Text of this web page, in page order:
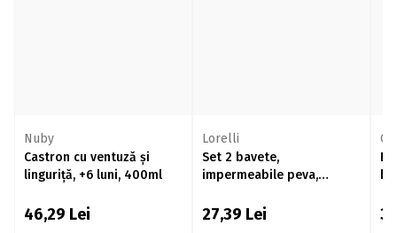
Nuby
Castron cu ventuză și
linguriță, +6 luni, 400ml
46,29 Lei
Lorelli
Set 2 bavete,
impermeabile peva,
bandă velcro, fetițe
27,39 Lei